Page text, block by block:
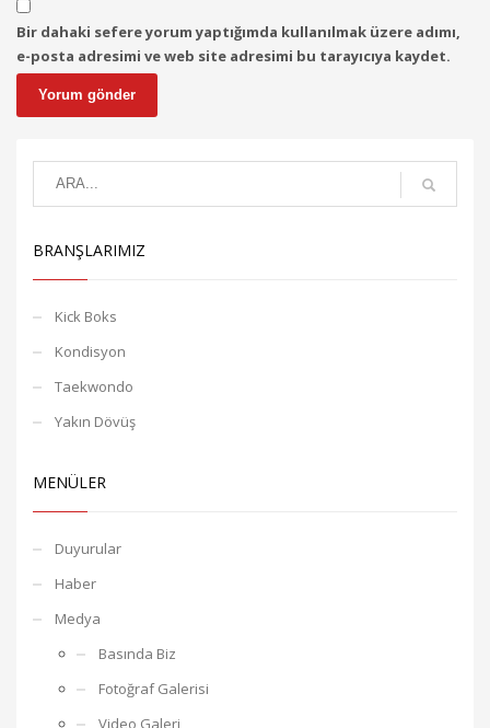
Bir dahaki sefere yorum yaptığımda kullanılmak üzere adımı,
e-posta adresimi ve web site adresimi bu tarayıcıya kaydet.
BRANŞLARIMIZ
Kick Boks
Kondisyon
Taekwondo
Yakın Dövüş
MENÜLER
Duyurular
Haber
Medya
Basında Biz
Fotoğraf Galerisi
Video Galeri